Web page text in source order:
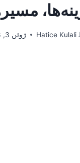
Hatice Kulali ژوئن 3, 2023